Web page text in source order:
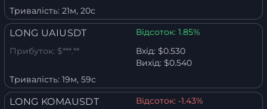
Тривалість: 21м, 20с
LONG UAIUSDT Відсоток: 1.85%
Прибуток: $***.** Вхід: $0.530
Вихід: $0.540
Тривалість: 19м, 59с
LONG KOMAUSDT Відсоток: -1.43%